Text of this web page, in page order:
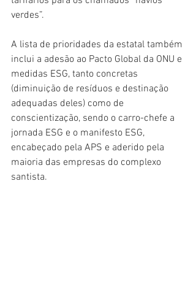
verdes”.
A lista de prioridades da estatal também
inclui a adesão ao Pacto Global da ONU e
medidas ESG, tanto concretas
(diminuição de resíduos e destinação
adequadas deles) como de
conscientização, sendo o carro-chefe a
jornada ESG e o manifesto ESG,
encabeçado pela APS e aderido pela
maioria das empresas do complexo
santista.